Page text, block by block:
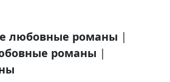
любовные романы |
романы |